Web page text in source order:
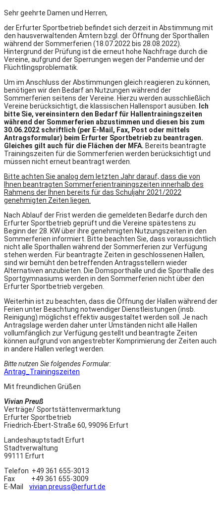
Sehr geehrte Damen und Herren,
der Erfurter Sportbetrieb befindet sich derzeit in Abstimmung mit
den hausverwaltenden Ämtern bzgl. der Öffnung der Sporthallen
während der Sommerferien (18.07.2022 bis 28.08.2022).
Hintergrund der Prüfung ist die erneut hohe Nachfrage durch die
Vereine, aufgrund der Sperrungen wegen der Pandemie und der
Flüchtlingsproblematik.
Um im Anschluss der Abstimmungen gleich reagieren zu können,
benötigen wir den Bedarf an Nutzungen während der
Sommerferien seitens der Vereine. Hierzu werden ausschließlich
Vereine berücksichtigt, die klassischen Hallensport ausüben.
Ich
bitte Sie, vereinsintern den Bedarf für Hallentrainingszeiten
während der Sommerferien abzustimmen und diesen bis zum
30.06.2022 schriftlich (per E-Mail, Fax, Post oder mittels
Antragsformular) beim Erfurter Sportbetrieb zu beantragen.
Gleiches gilt auch für die Flächen der MFA. Bereits beantragte
Trainingszeiten für die Sommerferien werden berücksichtigt und
müssen nicht erneut beantragt werden.
Bitte achten Sie analog dem letzten Jahr darauf, dass die von
Ihnen beantragten Sommerferientrainingszeiten innerhalb des
Rahmens der Ihnen bereits für das Schuljahr 2021/2022
genehmigten Zeiten liegen.
Nach Ablauf der Frist werden die gemeldeten Bedarfe durch den
Erfurter Sportbetrieb geprüft und die Vereine spätestens zu
Beginn der 28. KW über ihre genehmigten Nutzungszeiten in den
Sommerferien informiert. Bitte beachten Sie, dass voraussichtlich
nicht alle Sporthallen während der Sommerferien zur Verfügung
stehen werden. Für beantragte Zeiten in geschlossenen Hallen,
sind wir bemüht den betreffenden Antragsstellern wieder
Alternativen anzubieten. Die Domsporthalle und die Sporthalle des
Sportgymnasiums werden in den Sommerferien nicht über den
Erfurter Sportbetrieb vergeben.
Weiterhin ist zu beachten, dass die Öffnung der Hallen während der
Ferien unter Beachtung notwendiger Dienstleistungen (insb.
Reinigung) möglichst effektiv ausgestaltet werden soll. Je nach
Antragslage werden daher unter Umständen nicht alle Hallen
vollumfänglich zur Verfügung gestellt und beantragte Zeiten
können aufgrund von angestrebter Komprimierung der Zeiten auch
in andere Hallen verlegt werden.
Bitte nutzen Sie folgendes Formular:
Antrag_Trainingszeiten
Mit freundlichen Grüßen
Vivian Preuß
Verträge/ Sportstättenvermarktung
Erfurter Sportbetrieb
Friedrich-Ebert-Straße 60, 99096 Erfurt
Landeshauptstadt Erfurt
Stadtverwaltung
99111 Erfurt
Telefon +49 361 655-3013
Fax +49 361 655-3009
E-Mail vivian.preuss@erfurt.de